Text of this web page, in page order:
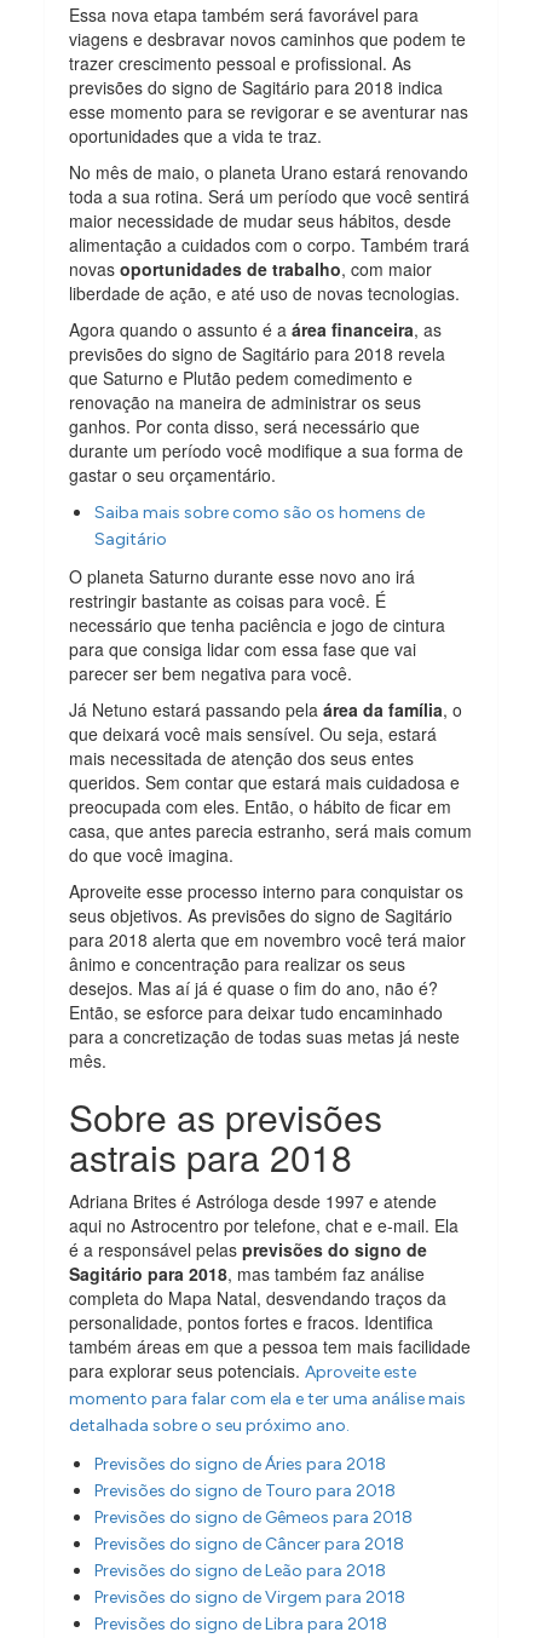
Essa nova etapa também será favorável para
viagens e desbravar novos caminhos que podem te
trazer crescimento pessoal e profissional. As
previsões do signo de Sagitário para 2018 indica
esse momento para se revigorar e se aventurar nas
oportunidades que a vida te traz.
No mês de maio, o planeta Urano estará renovando
toda a sua rotina. Será um período que você sentirá
maior necessidade de mudar seus hábitos, desde
alimentação a cuidados com o corpo. Também trará
novasoportunidades de trabalho, com maior
liberdade de ação, e até uso de novas tecnologias.
Agora quando o assunto é a área financeira, as
previsões do signo de Sagitário para 2018 revela
que Saturno e Plutão pedem comedimento e
renovação na maneira de administrar os seus
ganhos. Por conta disso, será necessário que
durante um período você modifique a sua forma de
gastar o seu orçamentário.
Saiba mais sobre como são os homens de
Sagitário
O planeta Saturno durante esse novo ano irá
restringir bastante as coisas para você. É
necessário que tenha paciência e jogo de cintura
para que consiga lidar com essa fase que vai
parecer ser bem negativa para você.
Já Netuno estará passando pelaárea da família, o
que deixará você mais sensível. Ou seja, estará
mais necessitada de atenção dos seus entes
queridos. Sem contar que estará mais cuidadosa e
preocupada com eles. Então, o hábito de ficar em
casa, que antes parecia estranho, será mais comum
do que você imagina.
Aproveite esse processo interno para conquistar os
seus objetivos. As previsões do signo de Sagitário
para 2018 alerta que em novembro você terá maior
ânimo e concentração para realizar os seus
desejos. Mas aí já é quase o fim do ano, não é?
Então, se esforce para deixar tudo encaminhado
para a concretização de todas suas metas já neste
mês.
Sobre as previsões
astrais para 2018
Adriana Brites é Astróloga desde 1997 e atende
aqui no Astrocentro por telefone, chat e e-mail. Ela
é a responsável pelasprevisões do signo de
Sagitário para 2018, mas também faz análise
completa do Mapa Natal, desvendando traços da
personalidade, pontos fortes e fracos. Identifica
também áreas em que a pessoa tem mais facilidade
para explorar seus potenciais.Aproveite este
momento para falar com ela e ter uma análise mais
detalhada sobre o seu próximo ano.
Previsões do signo de Áries para 2018
Previsões do signo de Touro para 2018
Previsões do signo de Gêmeos para 2018
Previsões do signo de Câncer para 2018
Previsões do signo de Leão para 2018
Previsões do signo de Virgem para 2018
Previsões do signo de Libra para 2018